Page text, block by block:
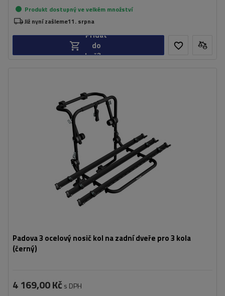
Produkt dostupný ve velkém množství
Již nyní zašleme11. srpna
Přidat
do
košíku
Padova 3 ocelový nosič kol na zadní dveře pro 3 kola
(černý)
Nosnost nosiče jízdních kol:
45 kg
univerzální montážní systém
kompatibilní se všemi typy karoserií
4 169,00 Kč s DPH